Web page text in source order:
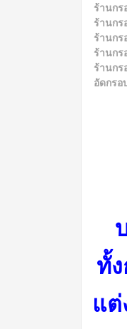
ร้านก
ร้านก
ร้านกร
ร้านก
ร้านก
อัดกรอ
ทั้
แต่